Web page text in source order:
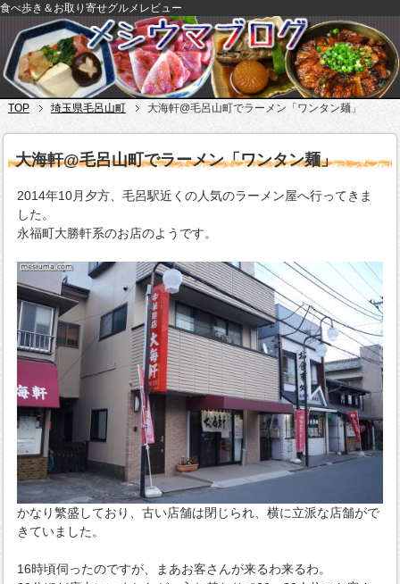
食べ歩き＆お取り寄せグルメレビュー
TOP 埼玉県毛呂山町 大海軒@毛呂山町でラーメン「ワンタン麺」
大海軒@毛呂山町でラーメン「ワンタン麺」
2014年10月夕方、毛呂駅近くの人気のラーメン屋へ行ってきま
した。
永福町大勝軒系のお店のようです。
かなり繁盛しており、古い店舗は閉じられ、横に立派な店舗がで
きていました。
16時頃伺ったのですが、まあお客さんが来るわ来るわ。